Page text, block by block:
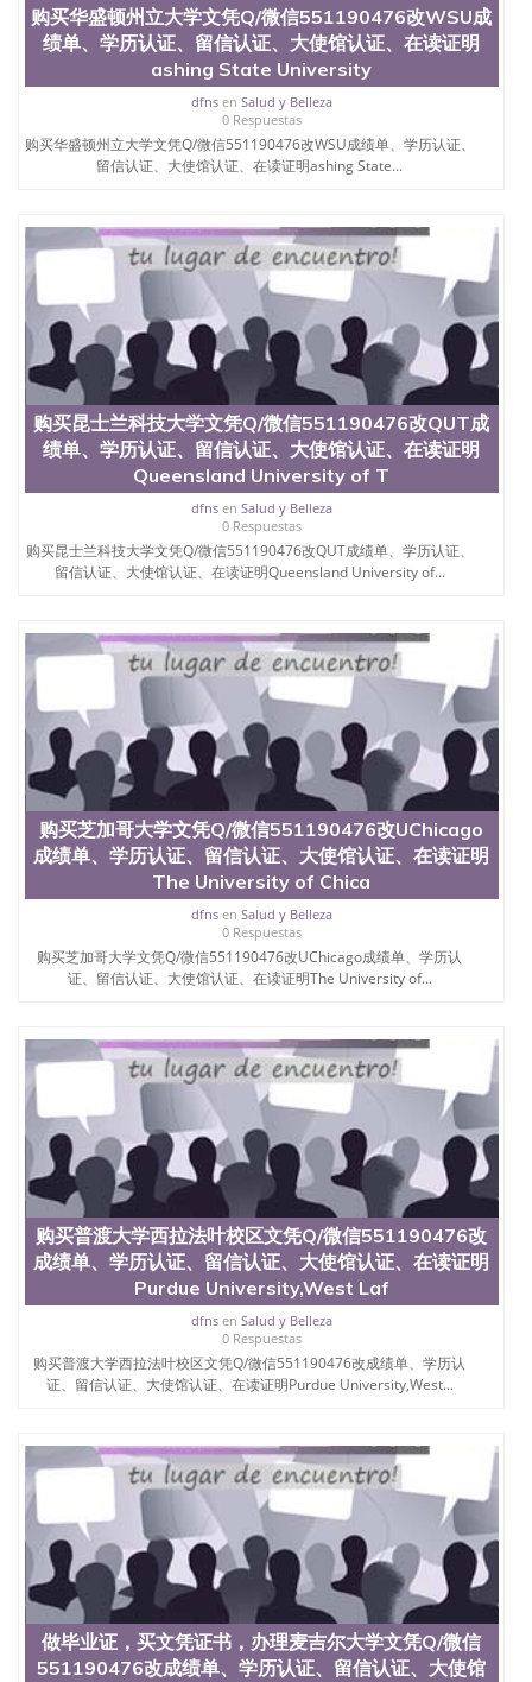
料； 5、等待结果，完成结果书留服直接邮寄给客户
6、客户确认收到结果，付余款。 我们对海外大学及
学院的毕业证成绩单所使用的材料，尺寸大小，防伪
结构（包括：水印，阴影底纹，钢印LOGO烫金烫
银，LOGO烫金烫银复合重叠。 文字图案浮雕，激光
镭射，紫外荧光，温感，复印防伪）都有原版本文凭
对照。质量得到了广大海外客户群体的认可，同时和
海外学校留学中介， 同时能做到与时俱进，及时掌握
业证，录取通知书，在读证明等相关材料）的版本更
新信息， 能够在时间掌握的海外学历文凭的样版，尺
寸大小，纸张材质，防伪技术等等，并在时间收集到
原版实物，以求达到客户的需求。 我们的优势： 我
们在保证合理定价的同时，坚持较高性价比，通过品
质和效率不断优化，为您倾情诠释什么是高性价比。
咨询顾问：Sam q/微信:551190476 Q/微
信:551190476办理毕业证成绩单、教育部认证,录取通
知书，雅思，留学回国证明.
公司专业制作、办理、仿制、成绩单文凭、改成绩、
教育部学历学位认证、毕业证、成绩单、文凭、学历
文凭、假文凭假毕业证假学历书制作、假制作、办
理、仿制学位证书、毕业证文凭、文凭毕业证、毕业
证认证、留服认证、使馆认证、使馆证明、使馆留学
回国人员证明、留学生认证、学历认证、文凭认证学
位认证、留学生学历认证、留学生学位认证、英国文
学历、新西兰学历认证等q:551190476 微信：
551190476 圣何塞州立大学毕业证（San Jose State
University）圣何塞州立大学毕业证（San Jose State
University）圣何塞州立大学毕业证（San Jose State
University）圣何塞州立大学成绩单（San Jose State
University）圣何塞州立大学成绩单（ San Jose State
University）圣何塞州立大学成绩单（San Jose State
University）成绩单圣何塞州立大学文凭（San Jose
State University）圣何塞州立大学（San Jose State
University）圣何塞州立大学（San Jose State
University）圣何塞州立大学（ San Jose State
University）圣何塞州立大学（San Jose State
University）圣何塞州立大学文凭（San Jose State
University）圣何塞州立大学文凭（San Jose State
University）文凭圣何塞州立大学文凭（San Jose
State University）圣何塞州立大学学历（ San Jose
State University）圣何塞州立大学学历（San Jose
State University）圣 塞州立大学学历（San Jose
State University）圣何塞州立大学（San Jose State
University）圣何塞州立大学（San Jose State
University）圣何塞州立大学（San Jose State
University）圣何塞州立大学（San Jose State
University）圣何塞州立大学学位证（San Jose State
University）圣何塞州立大学学位证（San Jose State
University）圣何塞州立大学学位证（San Jose State
University）圣何塞州立大学（San Jose State
University）圣何塞州立大学（San Jose State
University）圣何塞州立大学（San Jose State
University）圣何塞州立大学（San Jose State
University）圣何塞州立大学学位证（San Jose State
University）圣何塞州立大学学位证（San Jose State
University）圣何塞州立大学结业证（San Jose State
University）圣何塞州立大学结业证（San Jose State
University）圣何塞州立大学结业证（San Jose State
University）圣何塞州立大学学位证（San Jose State
University）圣何塞州立大学学历证书（San Jose
State University）圣何塞州立大学学历证书（San
Jose State University）圣何塞州立大学学历证书
（San Jose State University）澳洲读书未毕业找人做
文凭学位qq微信551190476澳洲读CQU中央昆士兰大
学学历 绩单购买学位证书/澳洲读本科硕士做文凭/购
买澳洲大学毕业证成绩单假文凭学历
offieUniversityofSouthernQueensland 澳洲读书未毕
业找人做文凭学位qq微信551190476澳洲读CQU中央
昆士兰大学学历成绩单购买学位证书/澳洲读本科硕
购买华盛顿州立大学文凭Q/微信551190476改WSU成
绩单、学历认证、留信认证、大使馆认证、在读证明
ashing State University
dfnsen Salud y Belleza
0 Respuestas
购买华盛顿州立大学文凭Q/微信551190476改WSU成绩单、学历认证、
留信认证、大使馆认证、在读证明ashing State...
购买昆士兰科技大学文凭Q/微信551190476改QUT成
绩单、学历认证、留信认证、大使馆认证、在读证明
Queensland University of T
dfnsen Salud y Belleza
0 Respuestas
购买昆士兰科技大学文凭Q/微信551190476改QUT成绩单、学历认证、
留信认证、大使馆认证、在读证明Queensland University of...
购买芝加哥大学文凭Q/微信551190476改UChicago
成绩单、学历认证、留信认证、大使馆认证、在读证明
The University of Chica
dfnsen Salud y Belleza
0 Respuestas
购买芝加哥大学文凭Q/微信551190476改UChicago成绩单、学历认
证、留信认证、大使馆认证、在读证明The University of...
购买普渡大学西拉法叶校区文凭Q/微信551190476改
成绩单、学历认证、留信认证、大使馆认证、在读证明
Purdue University,West Laf
dfnsen Salud y Belleza
0 Respuestas
购买普渡大学西拉法叶校区文凭Q/微信551190476改成绩单、学历认
证、留信认证、大使馆认证、在读证明Purdue University,West...
做毕业证，买文凭证书，办理麦吉尔大学文凭Q/微信
551190476改成绩单、学历认证、留信认证、大使馆